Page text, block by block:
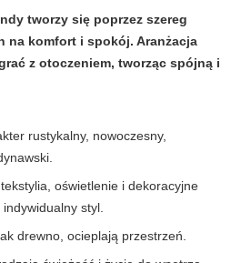
tworzy się poprzez szereg
na komfort i spokój. Aranżacja
z otoczeniem, tworząc spójną i
rustykalny, nowoczesny,
oświetlenie i dekoracyjne
styl.
drewno, ocieplają przestrzeń.